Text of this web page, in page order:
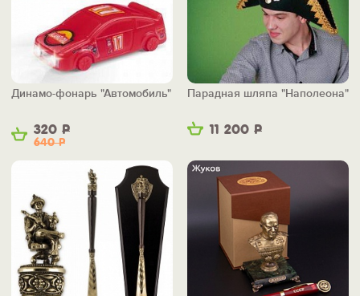
320 Р
640Р
Динамо-фонарь "Автомобиль"
11 200 Р
Парадная шляпа "Наполеона"